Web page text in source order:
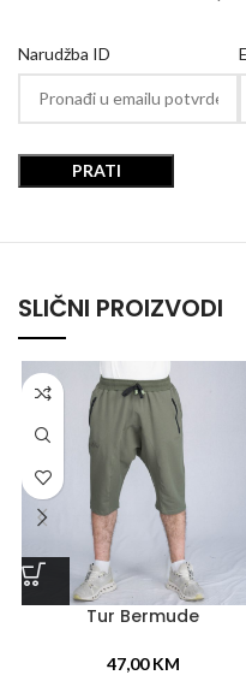
Narudžba ID
PRATI
SLIČNI PROIZVODI
Tur Bermude
47,00KM